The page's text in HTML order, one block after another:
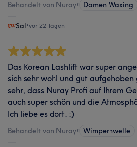
Behandelt von Nuray• Damen Waxing
Sal•vor 22 Tagen
Das Korean Lashlift war super
sich sehr wohl und gut
sehr, dass Nuray Profi auf Ihrem
auch super schön und die
Ich liebe es dort. :)
Behandelt von Nuray• Wimpernwelle